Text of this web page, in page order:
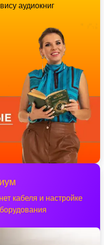
аудиокниг
кабеля и настройке